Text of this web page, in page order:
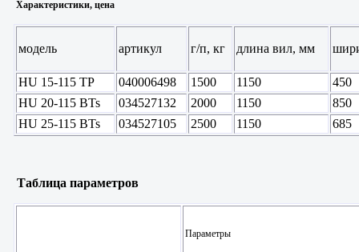
Характеристики, цена
модель артикул г/п, кг длина вил, мм
HU 15-115 ТР 040006498 1500 1150
450
HU 20-115 BTs
034527132 2000 1150
850
HU 25-115 BTs
034527105 2500 1150 685
Таблица параметров
Параметры